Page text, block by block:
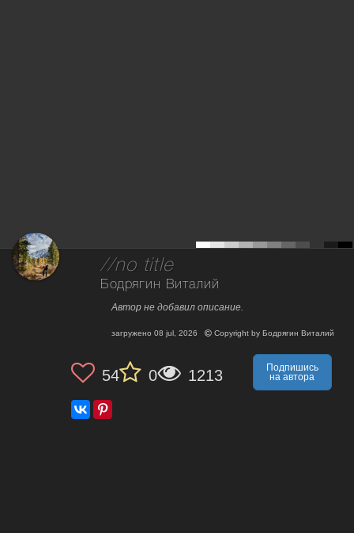
//no title
Бодрягин Виталий
Автор не добавил описание.
загружено 08 jul, 2026 Copyright by Бодрягин Виталий
54 0 1213
Подпишись
на автора